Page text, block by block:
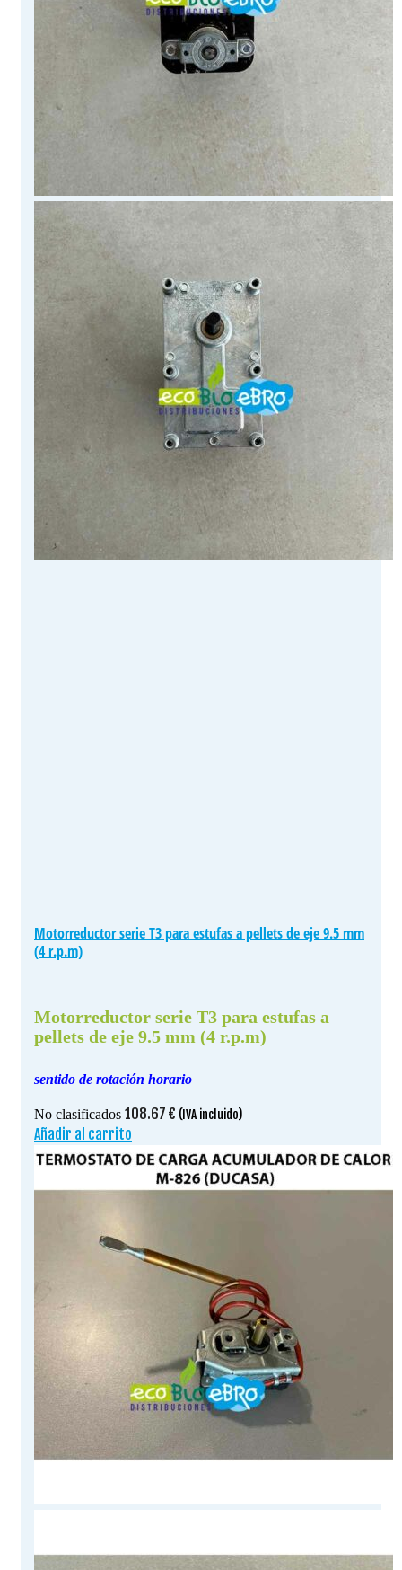
Motorreductor serie T3 para estufas a pellets de eje 9.5 mm
(4 r.p.m)
Motorreductor serie T3 para estufas a
pellets de eje 9.5 mm (4 r.p.m)
sentido de rotación horario
No clasificados 108.67 € (IVA incluido)
Añadir al carrito